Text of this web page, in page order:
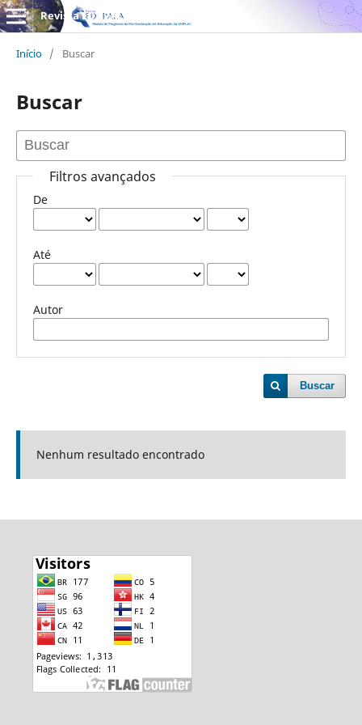
Revista EDUPALA
Início / Buscar
Buscar
Filtros avançados
De
Até
Autor
Buscar
Nenhum resultado encontrado